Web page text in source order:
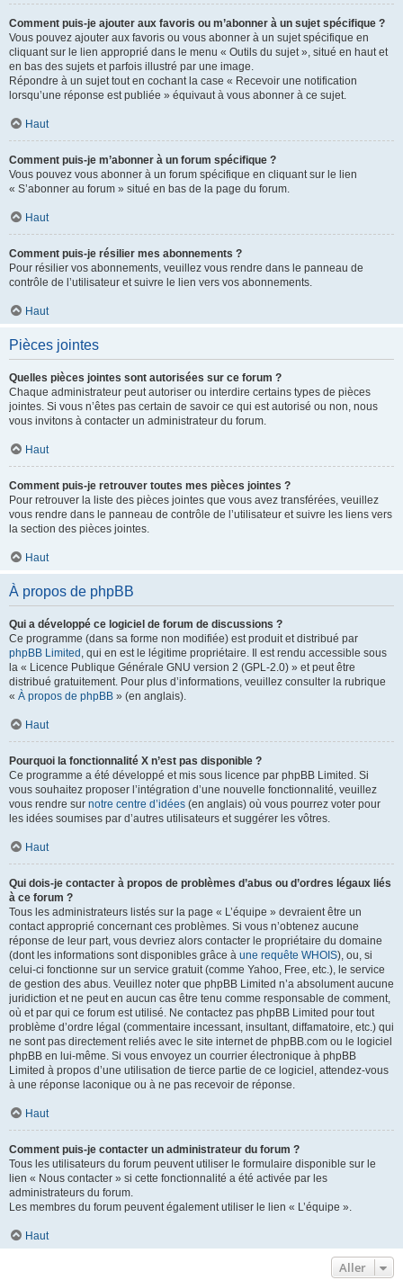
Comment puis-je ajouter aux favoris ou m’abonner à un sujet spécifique ?
Vous pouvez ajouter aux favoris ou vous abonner à un sujet spécifique en
cliquant sur le lien approprié dans le menu « Outils du sujet », situé en haut et
en bas des sujets et parfois illustré par une image.
Répondre à un sujet tout en cochant la case « Recevoir une notification
lorsqu’une réponse est publiée » équivaut à vous abonner à ce sujet.
Haut
Comment puis-je m’abonner à un forum spécifique ?
Vous pouvez vous abonner à un forum spécifique en cliquant sur le lien
« S’abonner au forum » situé en bas de la page du forum.
Haut
Comment puis-je résilier mes abonnements ?
Pour résilier vos abonnements, veuillez vous rendre dans le panneau de
contrôle de l’utilisateur et suivre le lien vers vos abonnements.
Haut
Pièces jointes
Quelles pièces jointes sont autorisées sur ce forum ?
Chaque administrateur peut autoriser ou interdire certains types de pièces
jointes. Si vous n’êtes pas certain de savoir ce qui est autorisé ou non, nous
vous invitons à contacter un administrateur du forum.
Haut
Comment puis-je retrouver toutes mes pièces jointes ?
Pour retrouver la liste des pièces jointes que vous avez transférées, veuillez
vous rendre dans le panneau de contrôle de l’utilisateur et suivre les liens vers
la section des pièces jointes.
Haut
À propos de phpBB
Qui a développé ce logiciel de forum de discussions ?
Ce programme (dans sa forme non modifiée) est produit et distribué par
phpBB Limited , qui en est le légitime propriétaire. Il est rendu accessible sous
la « Licence Publique Générale GNU version 2 (GPL-2.0) » et peut être
distribué gratuitement. Pour plus d’informations, veuillez consulter la rubrique
« À propos de phpBB » (en anglais).
Haut
Pourquoi la fonctionnalité X n’est pas disponible ?
Ce programme a été développé et mis sous licence par phpBB Limited. Si
vous souhaitez proposer l’intégration d’une nouvelle fonctionnalité, veuillez
vous rendre sur notre centre d’idées (en anglais) où vous pourrez voter pour
les idées soumises par d’autres utilisateurs et suggérer les vôtres.
Haut
Qui dois-je contacter à propos de problèmes d’abus ou d’ordres légaux liés
à ce forum ?
Tous les administrateurs listés sur la page « L’équipe » devraient être un
contact approprié concernant ces problèmes. Si vous n’obtenez aucune
réponse de leur part, vous devriez alors contacter le propriétaire du domaine
(dont les informations sont disponibles grâce à une requête WHOIS), ou, si
celui-ci fonctionne sur un service gratuit (comme Yahoo, Free, etc.), le service
de gestion des abus. Veuillez noter que phpBB Limited n’a absolument aucune
juridiction et ne peut en aucun cas être tenu comme responsable de comment,
où et par qui ce forum est utilisé. Ne contactez pas phpBB Limited pour tout
problème d’ordre légal (commentaire incessant, insultant, diffamatoire, etc.) qui
ne sont pas directement reliés avec le site internet de phpBB.com ou le logiciel
phpBB en lui-même. Si vous envoyez un courrier électronique à phpBB
Limited à propos d’une utilisation de tierce partie de ce logiciel, attendez-vous
à une réponse laconique ou à ne pas recevoir de réponse.
Haut
Comment puis-je contacter un administrateur du forum ?
Tous les utilisateurs du forum peuvent utiliser le formulaire disponible sur le
lien « Nous contacter » si cette fonctionnalité a été activée par les
administrateurs du forum.
Les membres du forum peuvent également utiliser le lien « L’équipe ».
Haut
Aller